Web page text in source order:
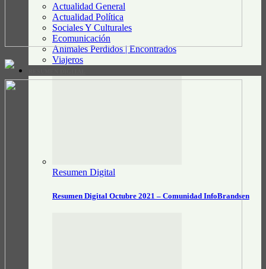
Actualidad General
Actualidad Política
Sociales Y Culturales
Ecomunicación
Animales Perdidos | Encontrados
Viajeros
Resumen Digital
Resumen Digital Octubre 2021 – Comunidad InfoBrandsen